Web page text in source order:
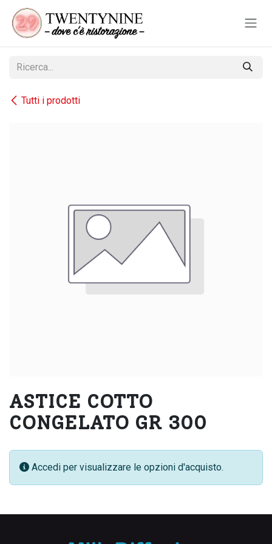
Passa al contenuto
Tutti i prodotti
ASTICE COTTO
CONGELATO GR 300
Accedi per visualizzare le opzioni d'acquisto.